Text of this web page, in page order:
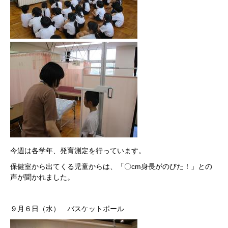
今週は各学年、発育測定を行っています。
保健室から出てくる児童からは、「〇cm身長がのびた！」との
声が聞かれました。
９月６日（水） バスケットボール